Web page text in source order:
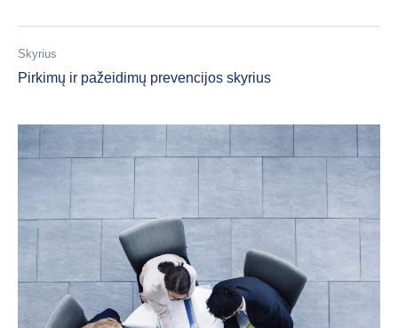
Skyrius
Pirkimų ir pažeidimų prevencijos skyrius